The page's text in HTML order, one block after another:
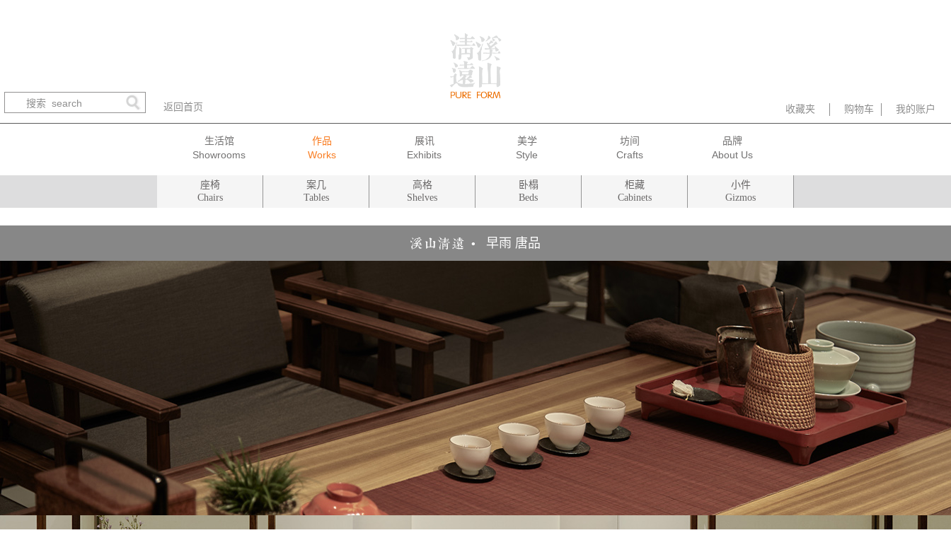
返回首页 收藏夹 购物车 我的账户
生活馆 作品 展讯 美学 坊间 品牌
座椅
Chairs
案几
Tables
高格
Shelves
卧榻
Beds
柜藏
Cabinets
小件
Gizmos
早雨 唐品